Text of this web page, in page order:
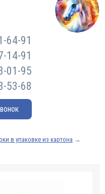
64-91
14-91
01-95
53-68
в упаковке из картона →